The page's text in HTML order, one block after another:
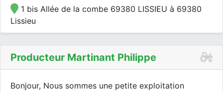
1 bis Allée de la combe 69380 LISSIEU à 69380
Lissieu
Producteur Martinant Philippe
Bonjour, Nous sommes une petite exploitation